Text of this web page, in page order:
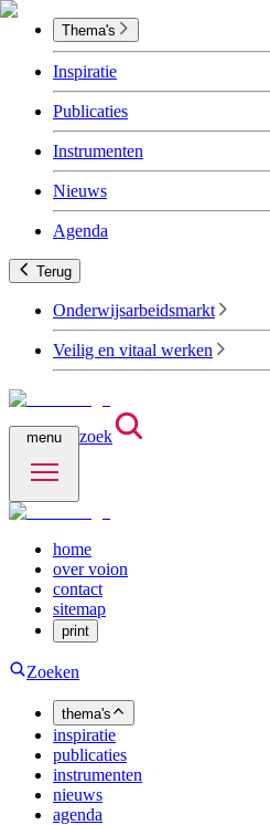
Thema's
Inspiratie
Publicaties
Instrumenten
Nieuws
Agenda
Terug
Onderwijsarbeidsmarkt
Veilig en vitaal werken
menu zoek
home
over voion
contact
sitemap
print
Zoeken
thema's
inspiratie
publicaties
instrumenten
nieuws
agenda